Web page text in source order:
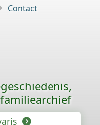
Contact